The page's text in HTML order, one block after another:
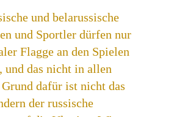
und belarussische
und Sportler dürfen nur
Flagge an den Spielen
und das nicht in allen
dafür ist nicht das
der russische